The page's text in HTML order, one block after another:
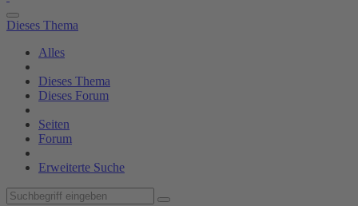
Dieses Thema
Alles
Dieses Thema
Dieses Forum
Seiten
Forum
Erweiterte Suche